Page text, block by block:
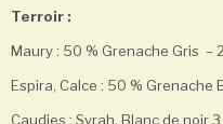
Terroir :
Maury : 50 % Grenache Gris –
Espira, Calce : 50 % Grenache
Caudies : Syrah, Blanc de noir 3